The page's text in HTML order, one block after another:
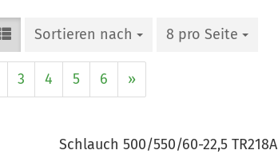
Sortieren nach 8 pro Seite
3 4 5 6 »
Schlauch 500/550/60-22,5 TR218A